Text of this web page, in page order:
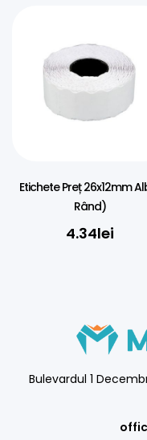
Etichete Preț 26x12mm
Rând)
4.34lei
Bulevardul 1